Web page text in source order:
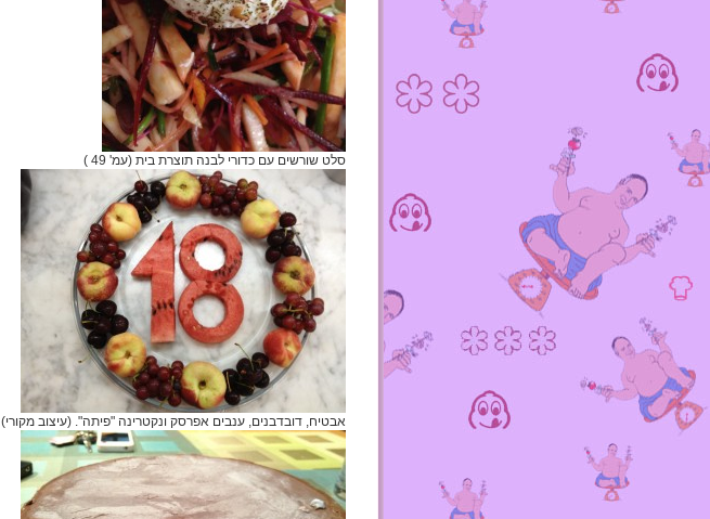
סלט שורשים עם כדורי לבנה תוצרת בית (עמ' 49 )
אבטיח, דובדבנים, ענבים אפרסק ונקטרינה "פיתה". (עיצוב מקורי)